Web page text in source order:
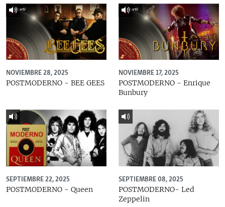
NOVIEMBRE 28, 2025
POSTMODERNO - BEE GEES
NOVIEMBRE 17, 2025
POSTMODERNO - Enrique
Bunbury
SEPTIEMBRE 22, 2025
POSTMODERNO - Queen
SEPTIEMBRE 08, 2025
POSTMODERNO- Led
Zeppelin